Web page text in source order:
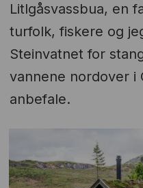
Litlgåsvassbua, en
turfolk, fiskere og
Steinvatnet for
vannene nordover i
anbefale.